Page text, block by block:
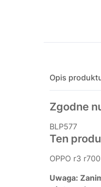
Opis
Zgodne
BLP577
Ten
OPPO r3
Uwaga: